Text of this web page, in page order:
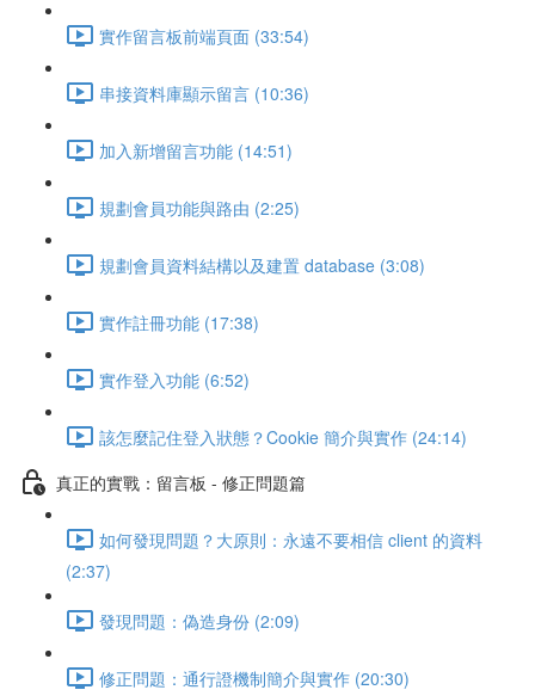
實作留言板前端頁面 (33:54)
串接資料庫顯示留言 (10:36)
加入新增留言功能 (14:51)
規劃會員功能與路由 (2:25)
規劃會員資料結構以及建置 database (3:08)
實作註冊功能 (17:38)
實作登入功能 (6:52)
該怎麼記住登入狀態？Cookie 簡介與實作 (24:14)
真正的實戰：留言板 - 修正問題篇
如何發現問題？大原則：永遠不要相信 client 的資料
(2:37)
發現問題：偽造身份 (2:09)
修正問題：通行證機制簡介與實作 (20:30)